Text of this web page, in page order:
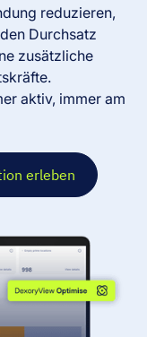
reduzieren,
Durchsatz
zusätzliche
aktiv, immer am
erleben